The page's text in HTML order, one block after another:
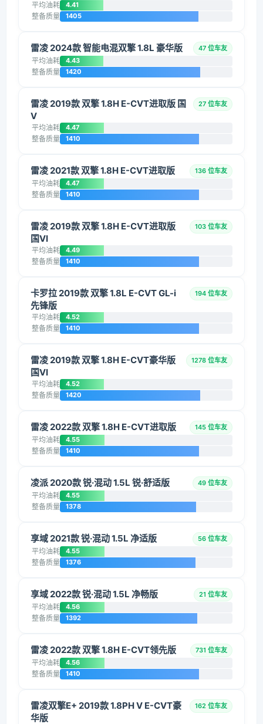
平均油耗 4.41
整备质量 1405
雷凌 2024款 智能电混双擎 1.8L 豪华版 47 位车友
平均油耗 4.43
整备质量 1420
雷凌 2019款 双擎 1.8H E-CVT进取版 国
V
27 位车友
平均油耗 4.47
整备质量 1410
雷凌 2021款 双擎 1.8H E-CVT进取版 136 位车友
平均油耗 4.47
整备质量 1410
雷凌 2019款 双擎 1.8H E-CVT进取版
国VI
103 位车友
平均油耗 4.49
整备质量 1410
卡罗拉 2019款 双擎 1.8L E-CVT GL-i
先锋版
194 位车友
平均油耗 4.52
整备质量 1410
雷凌 2019款 双擎 1.8H E-CVT豪华版
国VI
1278 位车友
平均油耗 4.52
整备质量 1420
雷凌 2022款 双擎 1.8H E-CVT进取版 145 位车友
平均油耗 4.55
整备质量 1410
凌派 2020款 锐·混动 1.5L 锐·舒适版 49 位车友
平均油耗 4.55
整备质量 1378
享域 2021款 锐·混动 1.5L 净适版 56 位车友
平均油耗 4.55
整备质量 1376
享域 2022款 锐·混动 1.5L 净畅版 21 位车友
平均油耗 4.56
整备质量 1392
雷凌 2022款 双擎 1.8H E-CVT领先版 731 位车友
平均油耗 4.56
整备质量 1410
雷凌双擎E+ 2019款 1.8PH V E-CVT豪
华版
162 位车友